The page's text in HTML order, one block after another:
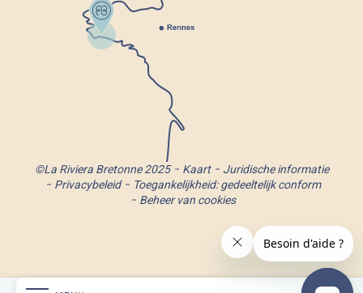
©La Riviera Bretonne 2025 Kaart
Juridische informatie
Privacybeleid
Toegankelijkheid: gedeeltelijk conform
Beheer van cookies